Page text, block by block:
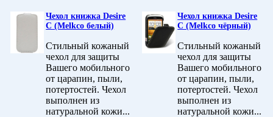
Чехол книжка Desire
C (Melkco белый)
Стильный кожаный
чехол для защиты
Вашего мобильного
от царапин, пыли,
потертостей. Чехол
выполнен из
натуральной кожи...
Чехол книжка Desire
C (Melkco чёрный)
Стильный кожаный
чехол для защиты
Вашего мобильного
от царапин, пыли,
потертостей. Чехол
выполнен из
натуральной кожи...